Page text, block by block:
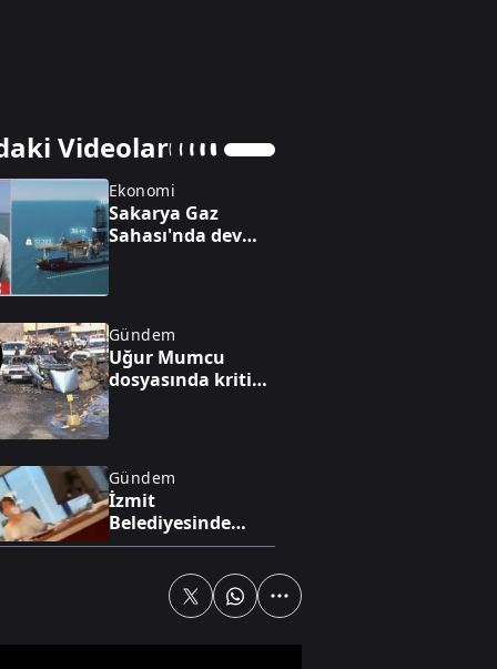
Videolar
Ekonomi
Sakarya Gaz
Sahası'nda dev
Gündem
Uğur Mumcu
dosyasında kritik
Gündem
İzmit
Belediyesinde
rüşvet alışverişi
Başkan Erdoğan